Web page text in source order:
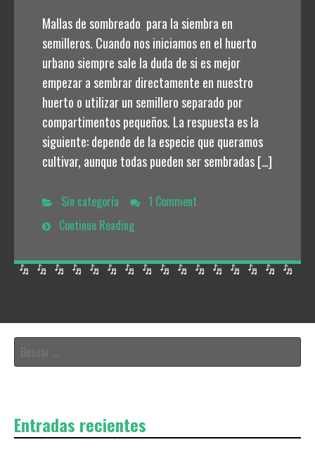
Mallas de sombreado para la siembra en
semilleros. Cuando nos iniciamos en el huerto
urbano siempre sale la duda de si es mejor
empezar a sembrar directamente en nuestro
huerto o utilizar un semillero separado por
compartimentos pequeños. La respuesta es la
siguiente: depende de la especie que queramos
cultivar, aunque todas pueden ser sembradas […]
Sin categoría
1 Comment
Continue Reading
Entradas recientes